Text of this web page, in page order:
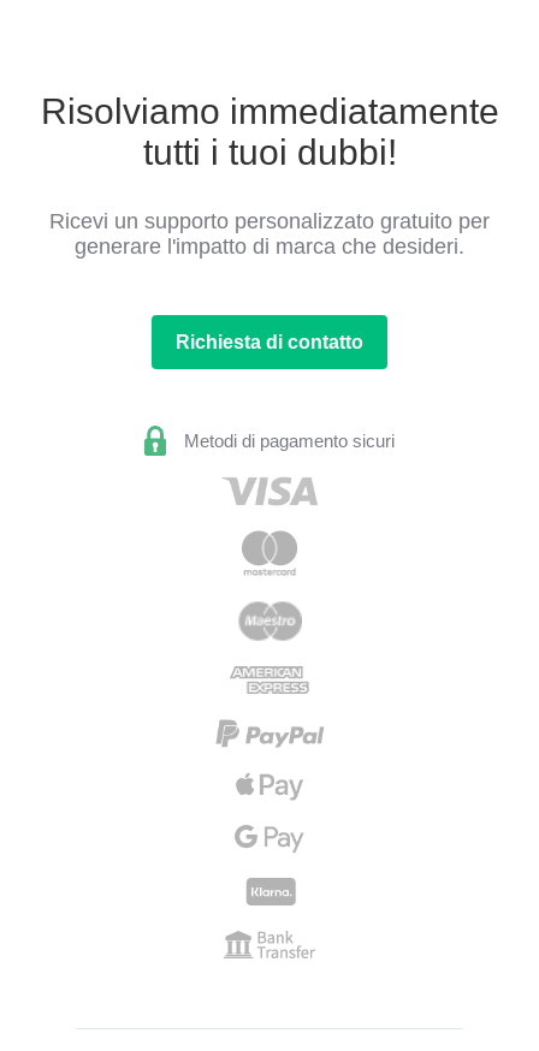
Risolviamo immediatamente
tutti i tuoi dubbi!
Ricevi un supporto personalizzato gratuito per
generare l'impatto di marca che desideri.
Richiesta di contatto
Metodi di pagamento sicuri